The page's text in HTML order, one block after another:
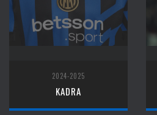
2024-2025
KADRA